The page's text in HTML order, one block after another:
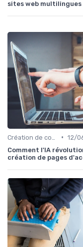
sites web multilingues
• 12/
Comment l'IA
création de pages